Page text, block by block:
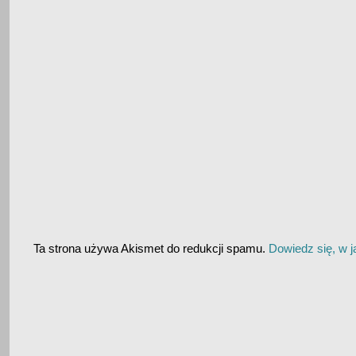
Ta strona używa Akismet do redukcji spamu. Dowiedz się, w